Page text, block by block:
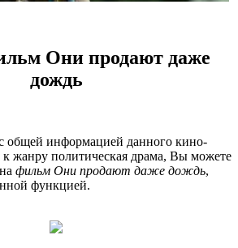
Они продают даже
дождь
общей информацией данного кино-
к жанру политическая драма, Вы можете
фильм Они продают даже дождь,
функцией.